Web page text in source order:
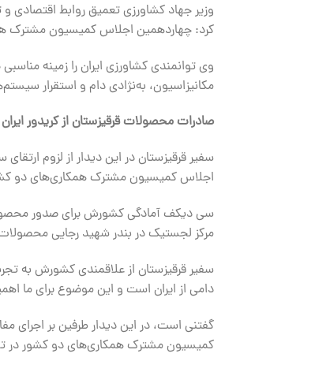
وزیر جهاد کشاورزی تعمیق روابط
کرد: چهاردهمین اجلاس کمیسیون مشترک
وی توانمندی کشاورزی ایران را زمینه
مکانیزاسیون، به‌نژادی دام و استقرار
صادرات محصولات قرقیزستان از کریدور ایران
سفیر قرقیزستان در این دیدار از لزوم
اجلاس کمیسیون مشترک همکاری‌های دو
سی دیکف آمادگی کشورش برای صدور محصولات
مرکز لجستیک در بندر شهید رجایی محصولات
سفیر قرقیزستان از علاقمندی کشورش به
دامی از ایران است و این موضوع برای ما
گفتنی است، در این دیدار طرفین بر اجرای
کمیسیون مشترک همکاری‌های دو کشور در